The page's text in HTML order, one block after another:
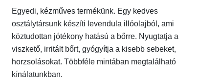
s
z
a
p
p
a
Egyedi, kézműves termékünk. Egy kedves
osztálytársunk készíti levendula illóolajból, ami
köztudottan jótékony hatású a bőrre. Nyugtatja a
viszkető, irritált bőrt, gyógyítja a kisebb sebeket,
horzsolásokat. Többféle mintában megtalálható
kínálatunkban.